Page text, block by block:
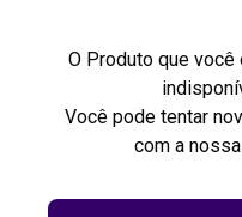
O Produto que
Você pode tentar
com a